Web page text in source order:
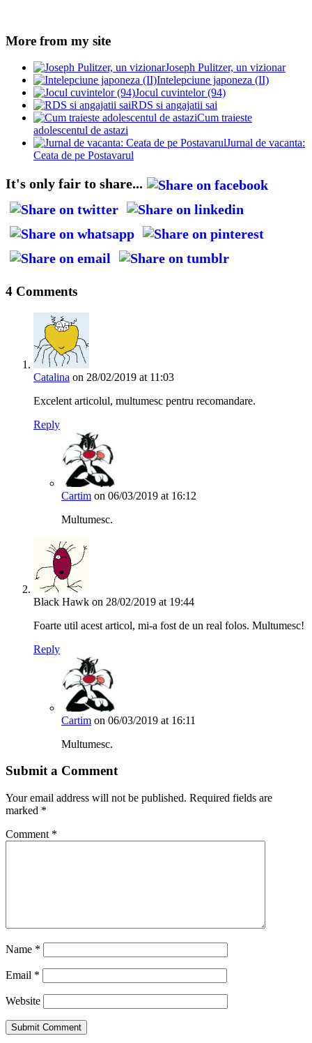
More from my site
Joseph Pulitzer, un vizionar
Intelepciune japoneza (II)
Jocul cuvintelor (94)
RDS si angajatii sai
Cum traieste
adolescentul de astazi
Jurnal de vacanta:
Ceata de pe Postavarul
It's only fair to share...
4 Comments
Catalina on 28/02/2019 at 11:03
Excelent articolul, multumesc pentru recomandare.
Reply
Cartim on 06/03/2019 at 16:12
Multumesc.
Black Hawk on 28/02/2019 at 19:44
Foarte util acest articol, mi-a fost de un real folos. Multumesc!
Reply
Cartim on 06/03/2019 at 16:11
Multumesc.
Submit a Comment
Your email address will not be published. Required fields are
marked *
Comment *
Name *
Email *
Website